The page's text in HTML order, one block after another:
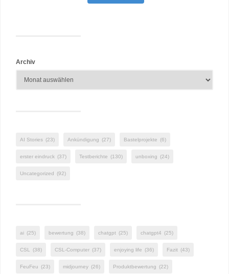
Archiv
AI Stories (23) Ankündigung (27) Bastelprojekte (6)
erster eindruck (37) Testberichte (130) unboxing (24)
Uncategorized (92)
ai (25) bewertung (38) chatgpt (25) chatgpt4 (25)
CSL (38) CSL-Computer (37) enjoying life (36) Fazit (43)
FeuFeu (23) midjourney (26) Produktbewertung (22)